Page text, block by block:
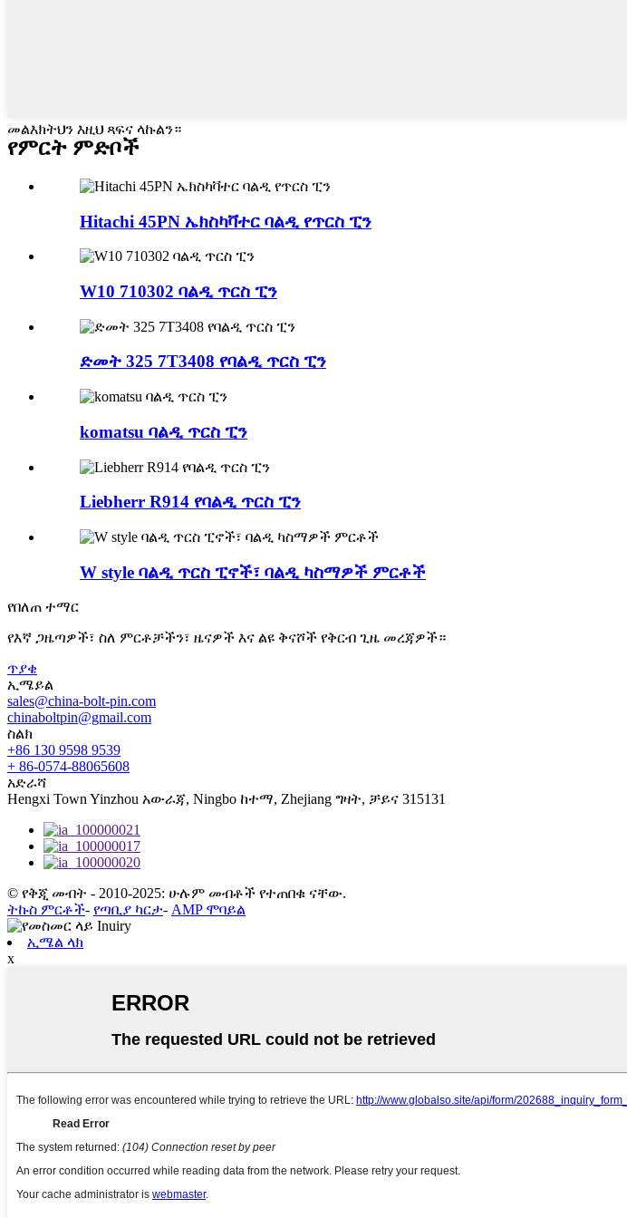
መልእክትህን እዚህ ጻፍና ላኩልን።
የምርት ምድቦች
Hitachi 45PN ኤክስካቫተር ባልዲ የጥርስ ፒን
W10 710302 ባልዲ ጥርስ ፒን
ድመት 325 7T3408 የባልዲ ጥርስ ፒን
komatsu ባልዲ ጥርስ ፒን
Liebherr R914 የባልዲ ጥርስ ፒን
W style ባልዲ ጥርስ ፒኖች፣ ባልዲ ካስማዎች ምርቶች
የበለጠ ተማር
የእኛ ጋዜጣዎች፣ ስለ ምርቶቻችን፣ ዜናዎች እና ልዩ ቅናሾች የቅርብ ጊዜ መረጃዎች።
ጥያቄ
ኢሜይል
sales@china-bolt-pin.com
chinaboltpin@gmail.com
ስልክ
+86 130 9598 9539
+ 86-0574-88065608
አድራሻ
Hengxi Town Yinzhou አውራጃ, Ningbo ከተማ, Zhejiang ግዛት, ቻይና 315131
© የቅጂ መብት - 2010-2025: ሁሉም መብቶች የተጠበቁ ናቸው.
ትኩስ ምርቶች- የጣቢያ ካርታ- AMP ሞባይል
ኢሜል ላክ
x